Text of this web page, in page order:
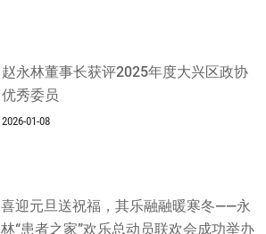
赵永林董事长获评2025年度大兴区政协
优秀委员
2026-01-08
喜迎元旦送祝福，其乐融融暖寒冬——永
林“患者之家”欢乐总动员联欢会成功举办